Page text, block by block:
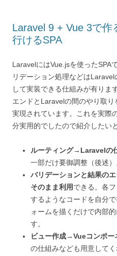
Laravel 9 + Vue 3で作
行けるSPA
LaravelにはVue.jsを使ったSPA
リデーション処理などは
して実装できる仕組みが有りま
エンドとLaravelの間のやり取り
実現されています。これを実際
分実用的でしたので紹介したい
ルーティング→Laravelの
一部だけ要御調整（後述）
バリデーションと結果の
そのまま利用できる。各
するようなコードを自分
ォームを描くだけで内部
す。
ビュー作成→Vueコンポー
の仕組みなども用意して